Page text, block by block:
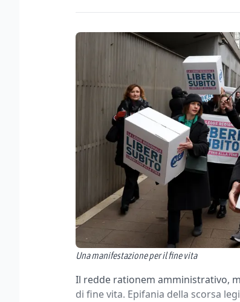
Una manifestazione per il fine vita
Il redde rationem amministrativo,
di fine vita. Epifania della scorsa